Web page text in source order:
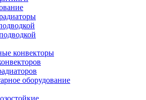
конвекторы
оборудование